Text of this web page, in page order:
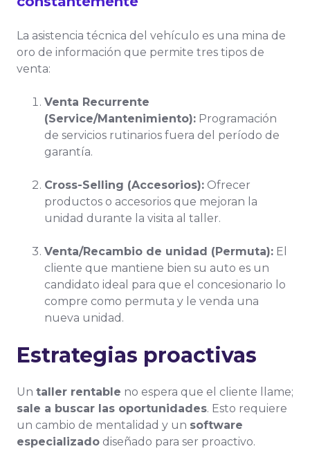
La asistencia técnica del vehículo es una mina de
oro de información que permite tres tipos de
venta:
Venta Recurrente
(Service/Mantenimiento): Programación
de servicios rutinarios fuera del período de
garantía.
Cross-Selling (Accesorios): Ofrecer
productos o accesorios que mejoran la
unidad durante la visita al taller.
Venta/Recambio de unidad (Permuta): El
cliente que mantiene bien su auto es un
candidato ideal para que el concesionario lo
compre como permuta y le venda una
nueva unidad.
Estrategias proactivas
Un taller rentable no espera que el cliente llame;
sale a buscar las oportunidades. Esto requiere
un cambio de mentalidad y un software
especializado diseñado para ser proactivo.